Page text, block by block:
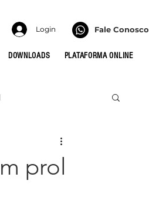
Fale Conosco
DOWNLOADS PLATAFORMA ONLINE
Login
HONRA
prol